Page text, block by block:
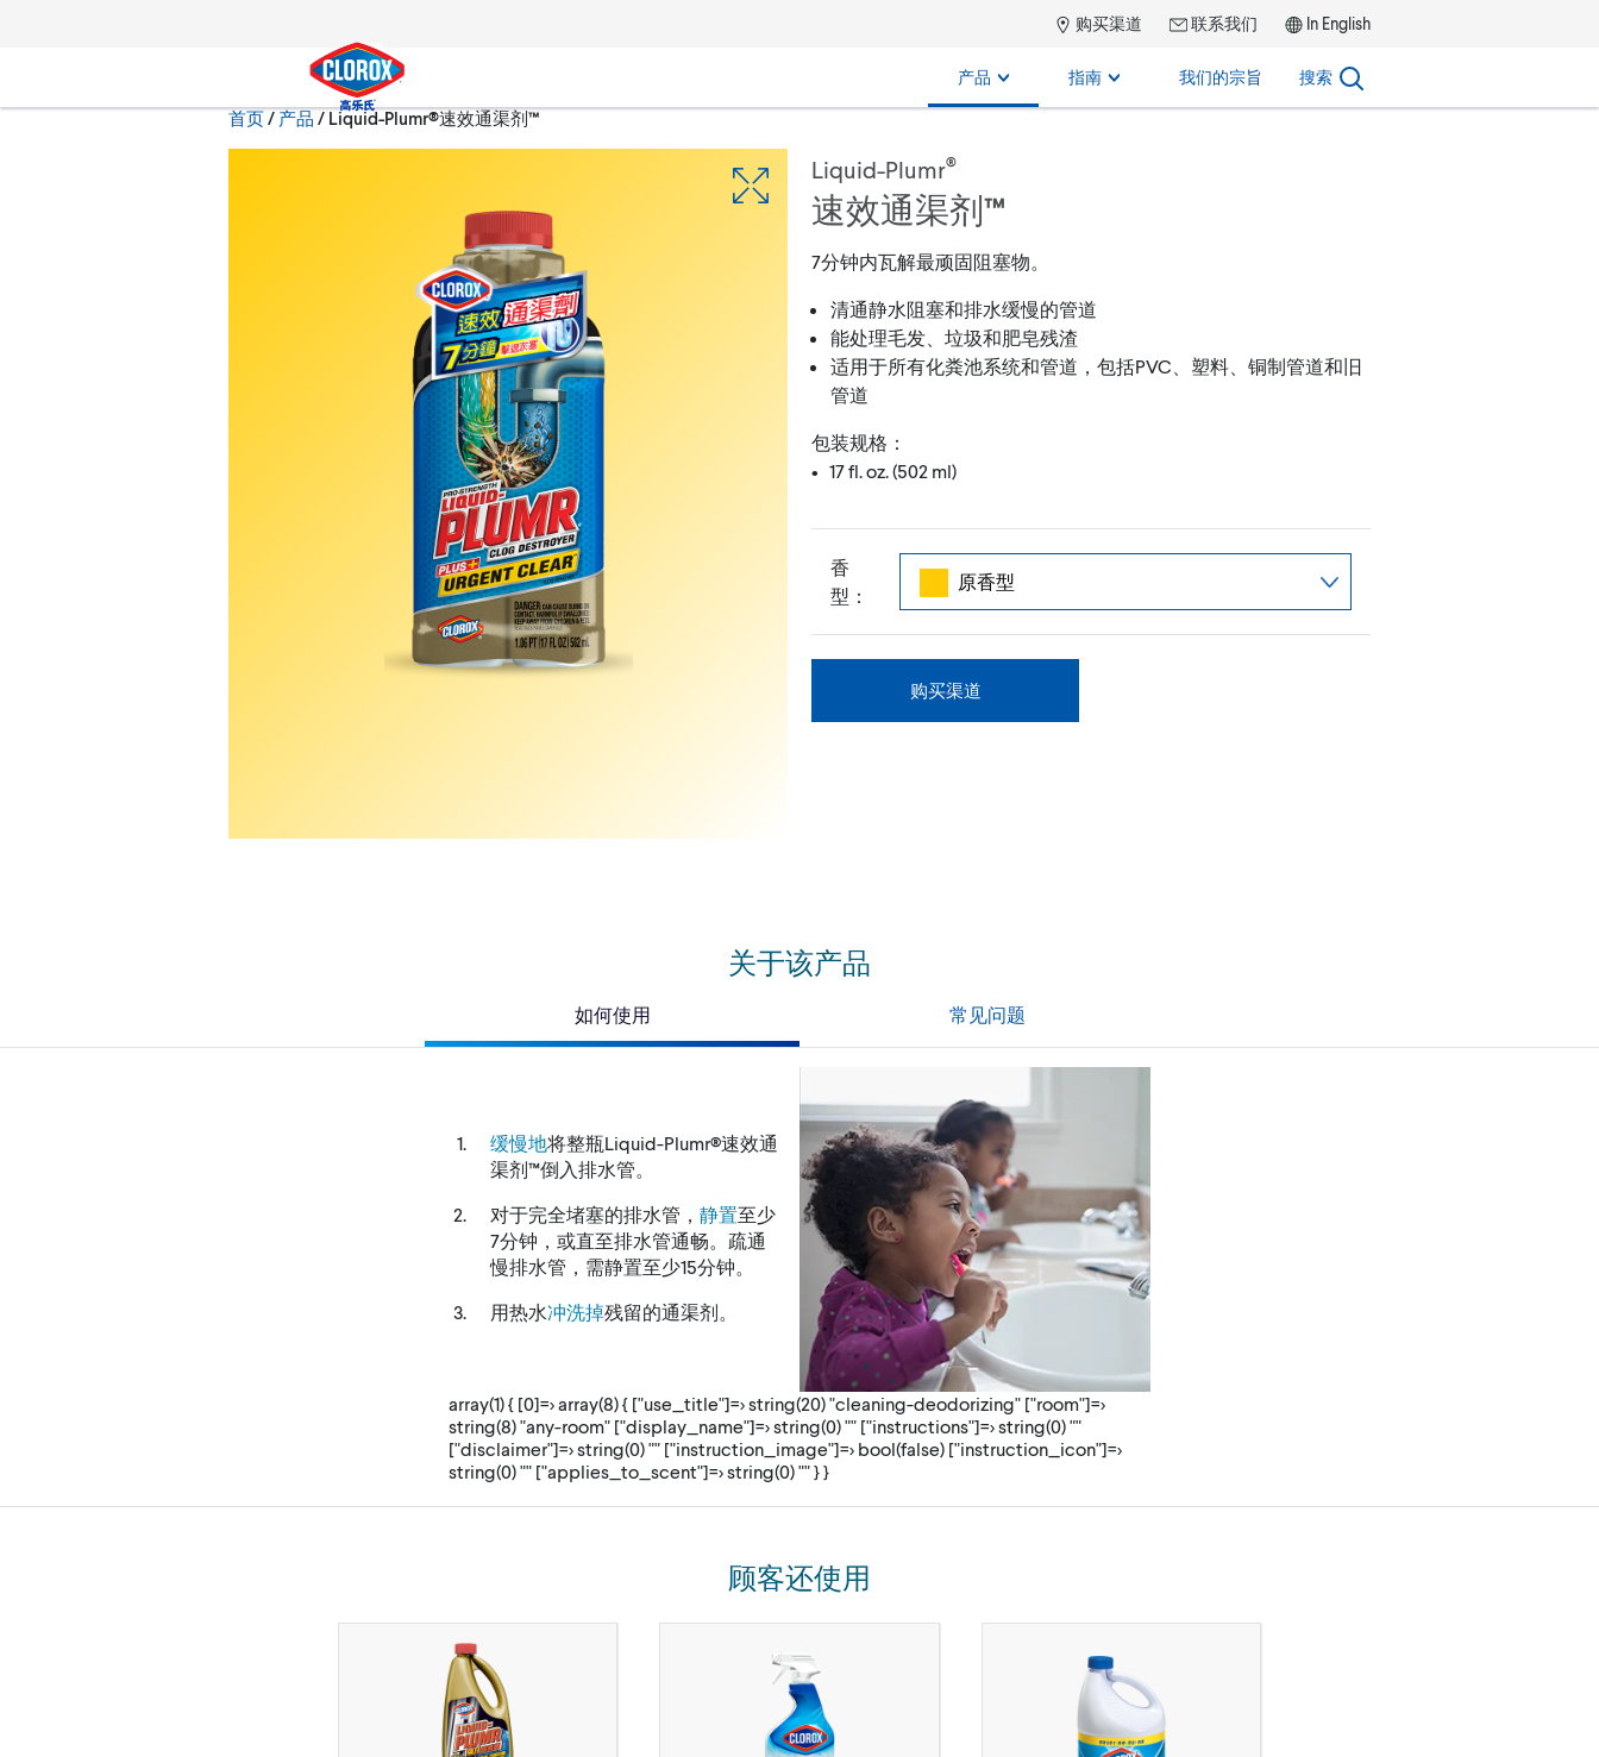
购买渠道 联系我们 In English
产品 指南 我们的宗旨 搜索
首页/ 产品 当前状态：
Liquid-Plumr®速效通渠剂™
Liquid-Plumr®
速效通渠剂™
7分钟内瓦解最顽固阻塞物。
清通静水阻塞和排水缓慢的管道
能处理毛发、垃圾和肥皂残渣
适用于所有化粪池系统和管道，包括PVC、塑料、铜制管道和旧
管道
包装规格：
• 17 fl. oz. (502 ml)
香
型：
购买渠道
关于该产品
如何使用 常见问题
缓慢地将整瓶Liquid-Plumr®速效通
渠剂™倒入排水管。
对于完全堵塞的排水管，静置至少
7分钟，或直至排水管通畅。疏通
慢排水管，需静置至少15分钟。
用热水冲洗掉残留的通渠剂。
array(1) { [0]=> array(8) { ["use_title"]=> string(20) "cleaning-deodorizing" ["room"]=>
string(8) "any-room" ["display_name"]=> string(0) "" ["instructions"]=> string(0) ""
["disclaimer"]=> string(0) "" ["instruction_image"]=> bool(false) ["instruction_icon"]=>
string(0) "" ["applies_to_scent"]=> string(0) "" } }
顾客还使用